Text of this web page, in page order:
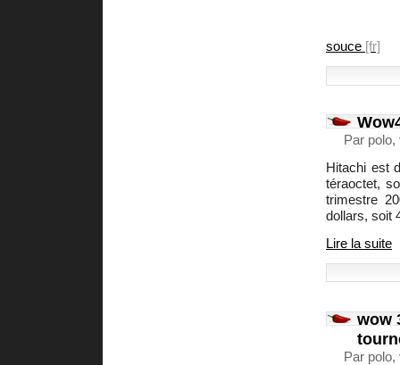
souce
Par
Hitachi est
téraoctet,
trimestre
dollars, soit
Lire la suite
wow
Par